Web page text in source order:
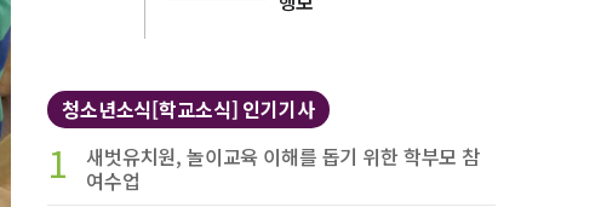
청소년소식[학교소식] 인기기사
1
새벗유치원, 놀이교육 이해를 돕기 위한 학부모 참
여수업